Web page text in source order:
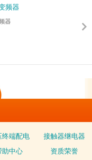
频器
器
终端配电
接触器继电器
助中心 资质荣誉